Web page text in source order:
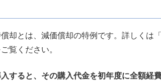
償却とは、減価償却の特例です。詳しくは「
ご覧ください。
すると、その購入代金を初年度に全額経